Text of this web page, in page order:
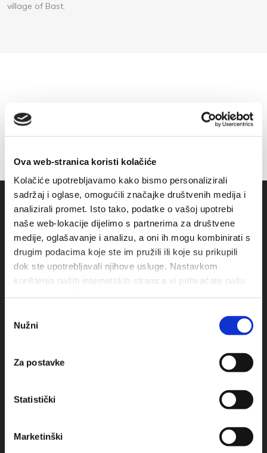
Ova web-stranica koristi kolačiće
Kolačiće upotrebljavamo kako bismo personalizirali
sadržaj i oglase, omogućili značajke društvenih medija i
analizirali promet. Isto tako, podatke o vašoj upotrebi
naše web-lokacije dijelimo s partnerima za društvene
medije, oglašavanje i analizu, a oni ih mogu kombinirati s
drugim podacima koje ste im pružili ili koje su prikupili
dok ste upotrebljavali njihove usluge. Nastavkom
korištenja naših internetskih stranica vi prihvaćate našu
pristanka
Nužni
Za postavke
Statistički
Marketinški
village of Bast.
+385(0)21 620713
+385(0)21 678754